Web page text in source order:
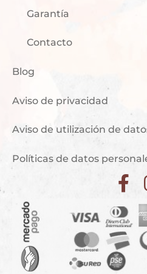
Garantía
Contacto
Blog
Aviso de privacidad
Aviso de utilización de
Políticas de datos